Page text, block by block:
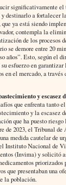
significativamente el
destinarlo a fortalecer
ya está siendo
contempla la
de los procesos
se demore entre 20
años”. Esto, según el
esfuerzo en garantizar
en el mercado, a través
y escasez
que enfrenta tanto
y la escasez
que ha puesto riesgo
de 2023, el Tribunal
medida cautelar de
Instituto Nacional de
(Invima) y solicitó
priorizados
que presentaban una
la población.